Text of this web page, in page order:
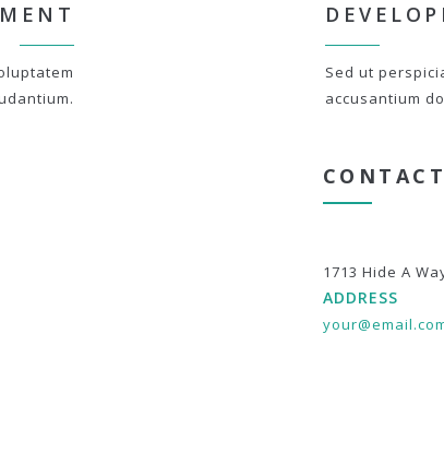
Sed ut
accusantium
1713 Hide A
ADDRESS